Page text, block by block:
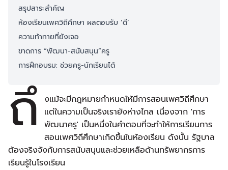
สรุปสาระสำคัญ
ห้องเรียนเพศวิถีศึกษา ผลตอบรับ ‘ดี’
ความท้าทายที่ยังเจอ
ขาดการ “พัฒนา-สนับสนุน”ครู
การฝึกอบรม: ช่วยครู-นักเรียนได้
ถึ งแม้จะมีกฎหมายกำหนดให้มีการสอนเพศวิถีศึกษา
แต่ในความเป็นจริงเรายังห่างไกล เนื่องจาก 'การ
พัฒนาครู' เป็นหนึ่งในคำตอบที่จะทำให้การเรียนการ
สอนเพศวิถีศึกษาเกิดขึ้นในห้องเรียน ดังนั้น รัฐบาล
ต้องจริงจังกับการสนับสนุนและช่วยเหลือด้านทรัพยากรการ
เรียนรู้ในโรงเรียน